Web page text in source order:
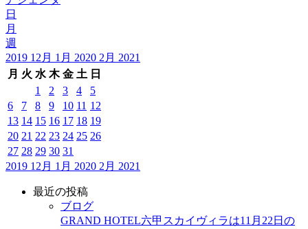
日
月
週
2019 12月 1月 2020 2月 2021
月 火 水 木 金 土 日
1
2 3 4
5
6
7 8 9 10 11 12
13 14 15 16 17 18 19
20 21 22 23 24 25 26
27 28 29 30 31
2019 12月 1月 2020 2月 2021
最近の投稿
ブログ
GRAND HOTEL六甲スカイヴィラは11月22日の